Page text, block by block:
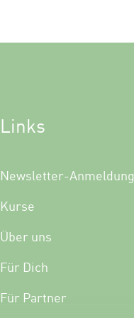
Links
Newsletter-Anmeldung
Kurse
Über uns
Für Dich
Für Partner